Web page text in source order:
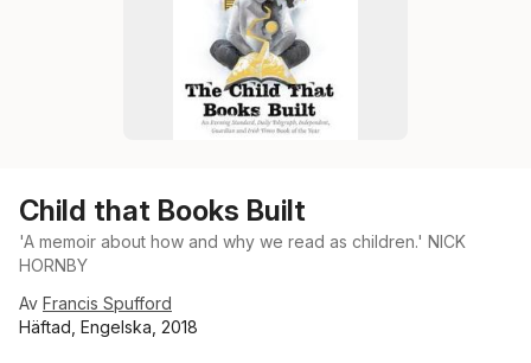
Child that Books Built
'A memoir about how and why we read as children.' NICK
HORNBY
Av Francis Spufford
Häftad, Engelska, 2018